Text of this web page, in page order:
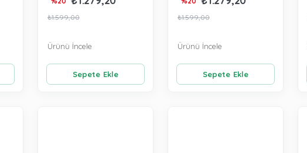
₺1.599,00
Sepete Ekle
Ürünü İncele
₺1.599,00
Sepete Ekle
Ürünü İncele